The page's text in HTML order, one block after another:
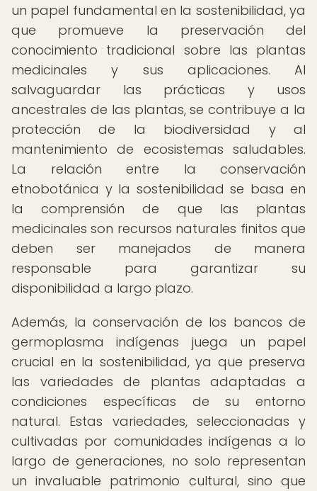
un papel fundamental en la sostenibilidad, ya
que promueve la preservación del
conocimiento tradicional sobre las plantas
medicinales y sus aplicaciones. Al
salvaguardar las prácticas y usos
ancestrales de las plantas, se contribuye a la
protección de la biodiversidad y al
mantenimiento de ecosistemas saludables.
La relación entre la conservación
etnobotánica y la sostenibilidad se basa en
la comprensión de que las plantas
medicinales son recursos naturales finitos que
deben ser manejados de manera
responsable para garantizar su
disponibilidad a largo plazo.
Además, la conservación de los bancos de
germoplasma indígenas juega un papel
crucial en la sostenibilidad, ya que preserva
las variedades de plantas adaptadas a
condiciones específicas de su entorno
natural. Estas variedades, seleccionadas y
cultivadas por comunidades indígenas a lo
largo de generaciones, no solo representan
un invaluable patrimonio cultural, sino que